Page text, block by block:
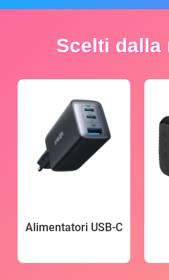
Scelti dalla
Alimentatori USB-C